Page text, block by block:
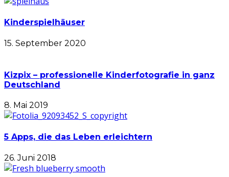
Kinderspielhäuser
15. September 2020
Kizpix – professionelle Kinderfotografie in ganz
Deutschland
8. Mai 2019
5 Apps, die das Leben erleichtern
26. Juni 2018